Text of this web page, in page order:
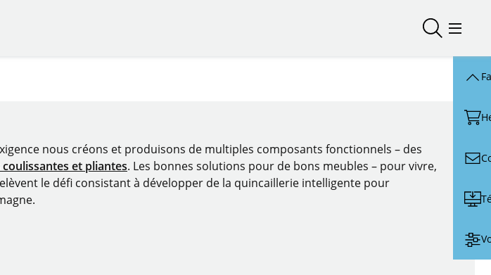
Ouvrir/
nous créons et produisons de multiples composants fonctionnels – des
et pliantes. Les bonnes solutions pour de bons meubles – pour vivre,
le défi consistant à développer de la quincaillerie intelligente pour